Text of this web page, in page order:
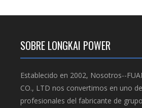
SOBRE LONGKAI POWER
Establecido en 2002, Nosotros--
CO., LTD nos convertimos en uno
profesionales del fabricante de